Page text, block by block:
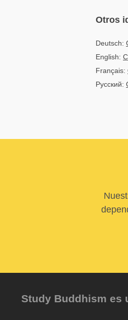
Otros
Deutsch:
English:
Français:
Русский:
Study Buddhism es